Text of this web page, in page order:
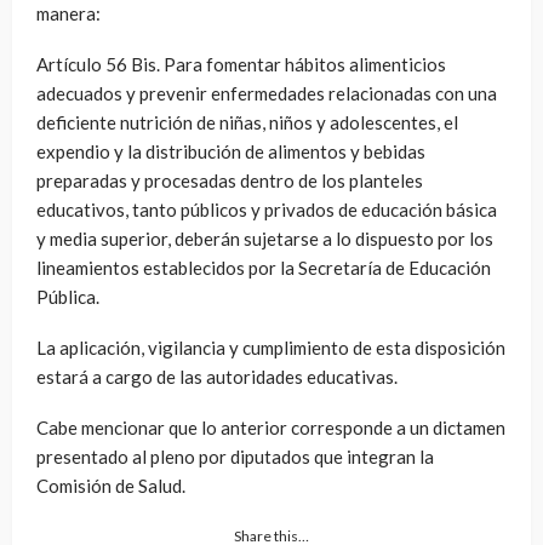
manera:
Artículo 56 Bis. Para fomentar hábitos alimenticios
adecuados y prevenir enfermedades relacionadas con una
deficiente nutrición de niñas, niños y adolescentes, el
expendio y la distribución de alimentos y bebidas
preparadas y procesadas dentro de los planteles
educativos, tanto públicos y privados de educación básica
y media superior, deberán sujetarse a lo dispuesto por los
lineamientos establecidos por la Secretaría de Educación
Pública.
La aplicación, vigilancia y cumplimiento de esta disposición
estará a cargo de las autoridades educativas.
Cabe mencionar que lo anterior corresponde a un dictamen
presentado al pleno por diputados que integran la
Comisión de Salud.
Share this…